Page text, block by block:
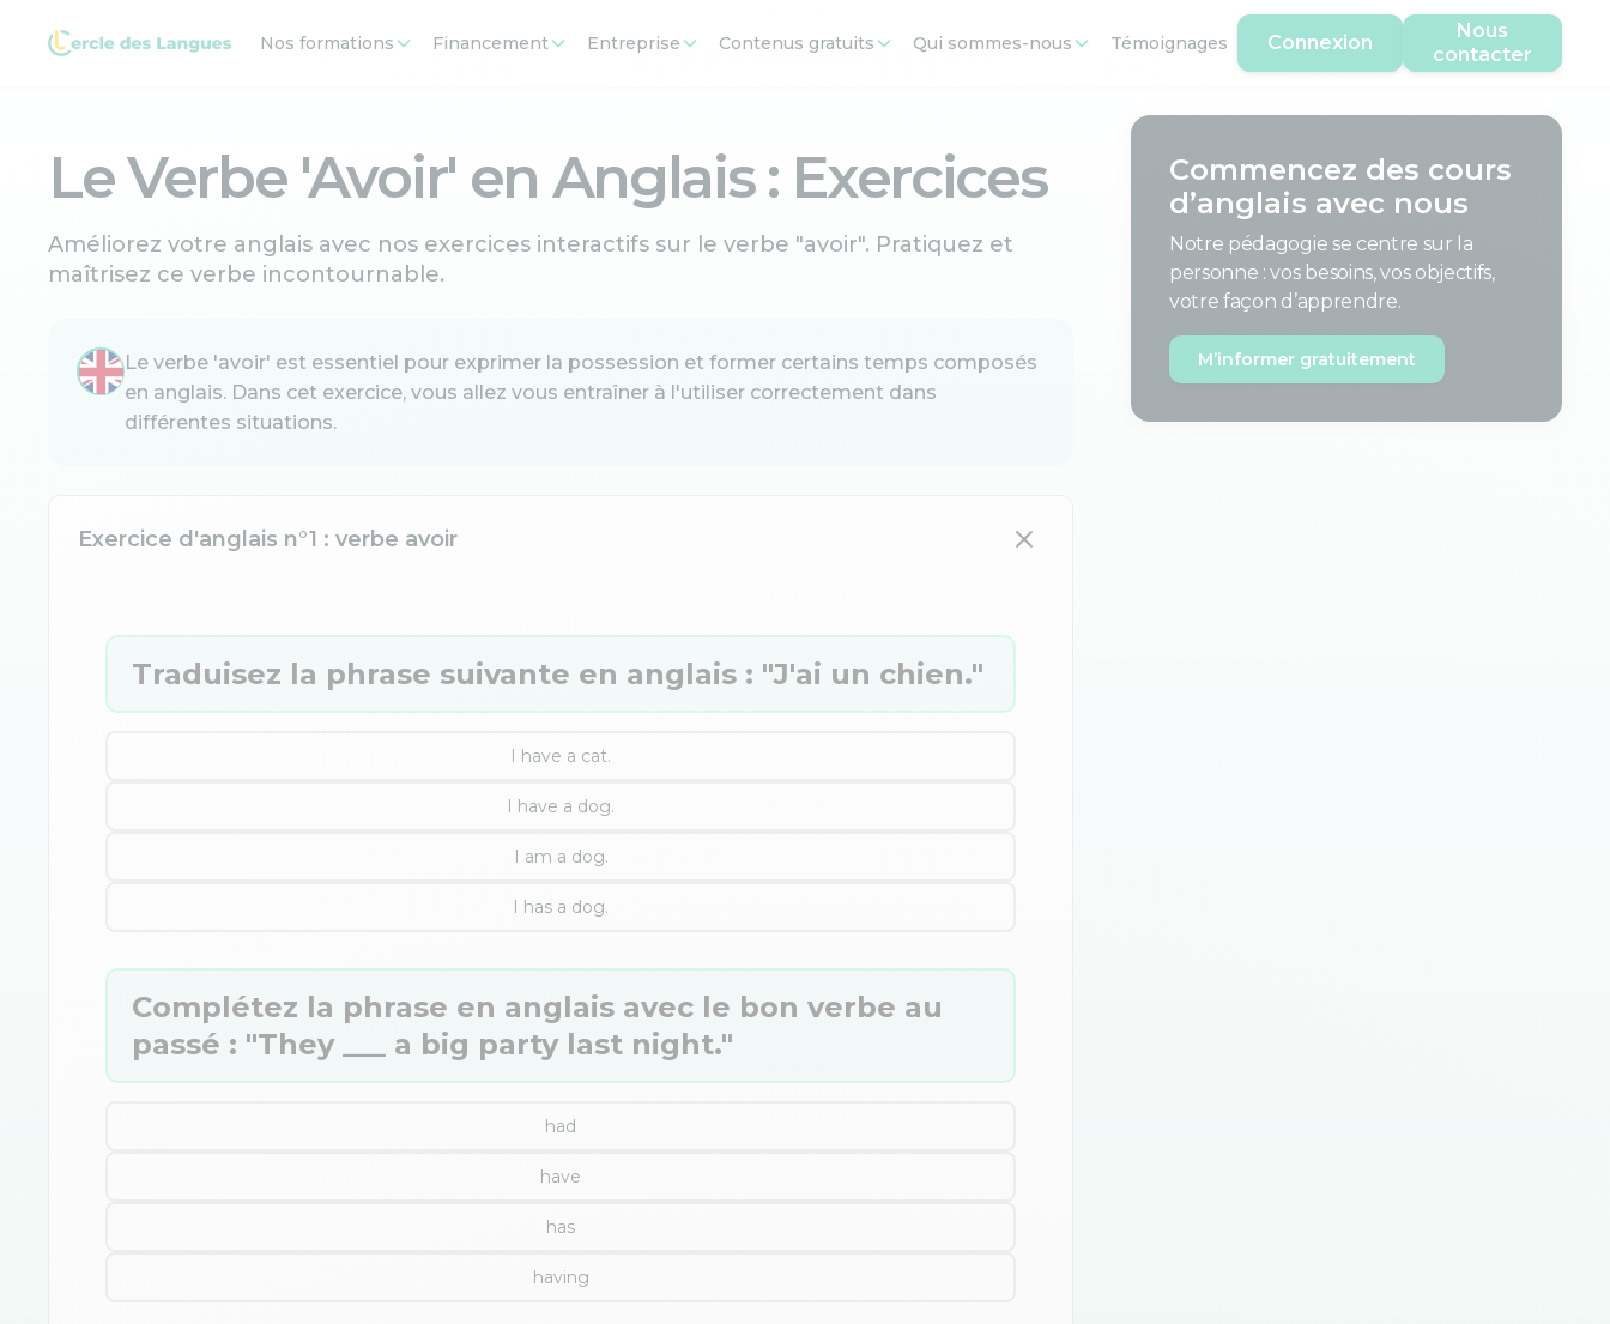
Nos formations Financement Entreprise Contenus gratuits Qui sommes-nous Témoignages Connexion
Nous
contacter
Le Verbe 'Avoir' en Anglais : Exercices
Améliorez votre anglais avec nos exercices interactifs sur le verbe "avoir". Pratiquez et
maîtrisez ce verbe incontournable.
Le verbe 'avoir' est essentiel pour exprimer la possession et former certains temps composés
en anglais. Dans cet exercice, vous allez vous entraîner à l'utiliser correctement dans
différentes situations.
Exercice d'anglais n°1 : verbe avoir
Traduisez la phrase suivante en anglais : "J'ai un chien."
I have a cat.
I have a dog.
I am a dog.
I has a dog.
Complétez la phrase en anglais avec le bon verbe au
passé : "They ___ a big party last night."
had
have
has
having
Commencez des cours
d’anglais avec nous
Notre pédagogie se centre sur la
personne : vos besoins, vos objectifs,
votre façon d’apprendre.
M’informer gratuitement